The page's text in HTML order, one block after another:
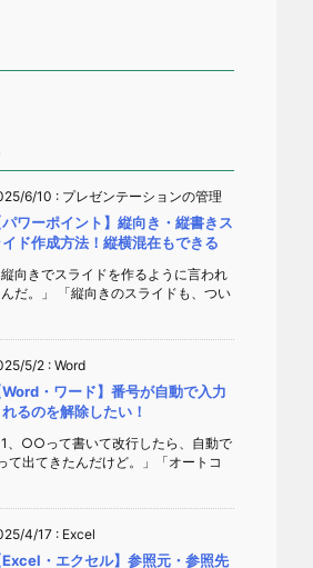
6/10 : プレゼンテーションの管理
パワーポイント】縦向き・縦書きス
イド作成方法！縦横混在もできる
縦向きでスライドを作るように言われ
だ。」 「縦向きのスライドも、つい
5/2 : Word
Word・ワード】番号が自動で入力
るのを解除したい！
1、○○って書いて改行したら、自動で
て出てきたんだけど。」「オートコ
4/17 : Excel
Excel・エクセル】参照元・参照先